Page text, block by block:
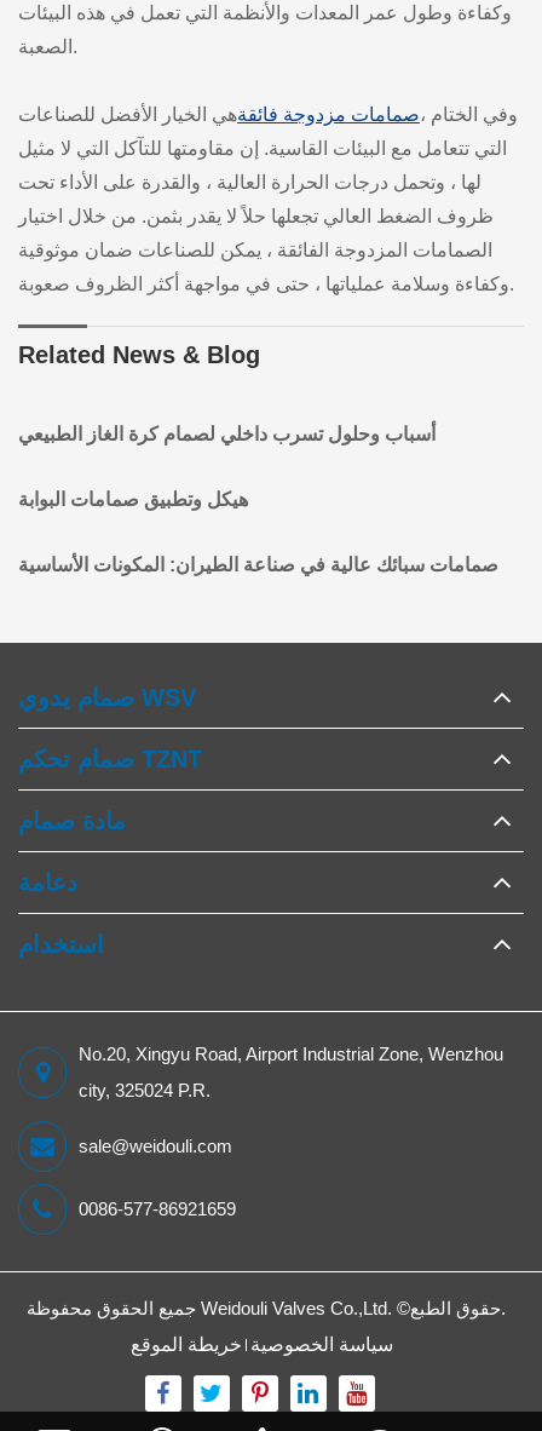
وكفاءة وطول عمر المعدات والأنظمة التي تعمل في هذه البيئات
الصعبة.
وفي الختام ،صمامات مزدوجة فائقةهي الخيار الأفضل للصناعات
التي تتعامل مع البيئات القاسية. إن مقاومتها للتآكل التي لا مثيل
لها ، وتحمل درجات الحرارة العالية ، والقدرة على الأداء تحت
ظروف الضغط العالي تجعلها حلاً لا يقدر بثمن. من خلال اختيار
الصمامات المزدوجة الفائقة ، يمكن للصناعات ضمان موثوقية
وكفاءة وسلامة عملياتها ، حتى في مواجهة أكثر الظروف صعوبة.
Related News & Blog
أسباب وحلول تسرب داخلي لصمام كرة الغاز الطبيعي
هيكل وتطبيق صمامات البوابة
صمامات سبائك عالية في صناعة الطيران: المكونات الأساسية
صمام يدوي WSV
صمام تحكم TZNT
مادة صمام
دعامة
استخدام
No.20, Xingyu Road, Airport Industrial Zone, Wenzhou
city, 325024 P.R.
sale@weidouli.com
0086-577-86921659
حقوق الطبع© Weidouli Valves Co.,Ltd.
جميع الحقوق محفوظة.
خريطة الموقع سياسة الخصوصية